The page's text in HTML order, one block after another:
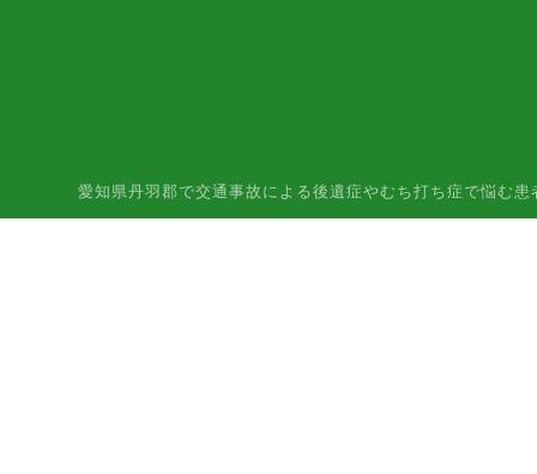
愛知県丹羽郡で交通事故による後遺症やむち打ち症で悩